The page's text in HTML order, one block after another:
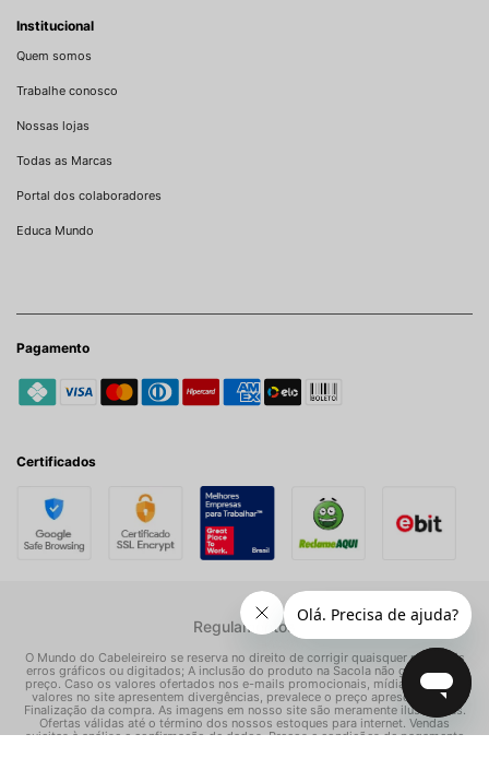
Institucional
Quem somos
Trabalhe conosco
Nossas lojas
Todas as Marcas
Portal dos colaboradores
Educa Mundo
Pagamento
Certificados
Regulamentos
O Mundo do Cabeleireiro se reserva no direito de corrigir quaisquer possíveis
erros gráficos ou digitados; A inclusão do produto na Sacola não garante seu
preço. Caso os valores ofertados nos e-mails promocionais, mídias sociais e
valores no site apresentem divergências, prevalece o preço apresentado na
Finalização da compra. As imagens em nosso site são meramente ilustrativas.
Ofertas válidas até o término dos nossos estoques para internet. Vendas
sujeitas à análise e confirmação de dados. Preços e condições de pagamento